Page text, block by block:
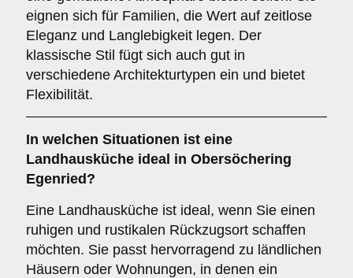
eignen sich für Familien, die Wert auf zeitlose
Eleganz und Langlebigkeit legen. Der
klassische Stil fügt sich auch gut in
verschiedene Architekturtypen ein und bietet
Flexibilität.
In welchen Situationen ist eine
Landhausküche ideal in Obersöchering
Egenried?
Eine Landhausküche ist ideal, wenn Sie einen
ruhigen und rustikalen Rückzugsort schaffen
möchten. Sie passt hervorragend zu ländlichen
Häusern oder Wohnungen, in denen ein